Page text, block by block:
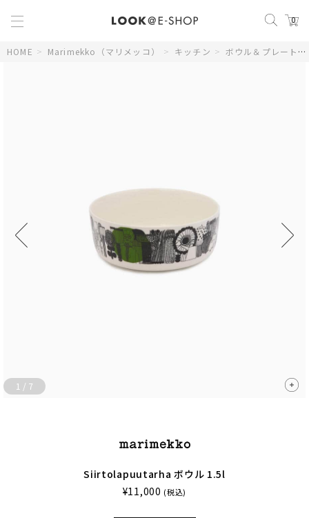
0
HOME > Marimekko（マリメッコ） > キッチン > ボウル＆プレート >
1 / 7
Siirtolapuutarha ボウル 1.5l
¥11,000 (税込)